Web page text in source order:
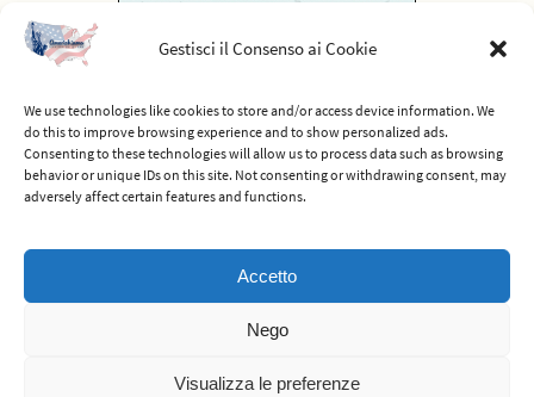
Gestisci il Consenso ai Cookie
We use technologies like cookies to store and/or access device information. We
do this to improve browsing experience and to show personalized ads.
Consenting to these technologies will allow us to process data such as browsing
behavior or unique IDs on this site. Not consenting or withdrawing consent, may
adversely affect certain features and functions.
Accetto
Nego
Visualizza le preferenze
© 2012-2026 Americhiamo - Tutti i diritti riservati -
Termini e condizioni
del servizio
Nirvana&